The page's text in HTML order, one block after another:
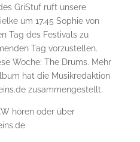
GriStuf ruft unsere
um 17.45 Sophie von
Tag des Festivals zu
Tag vorzustellen.
Woche: The Drums. Mehr
hat die Musikredaktion
zusammengestellt.
hören oder über